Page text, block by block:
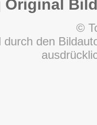
Original
©
den